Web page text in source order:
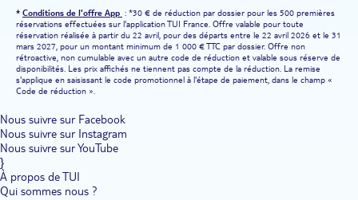
* Conditions de l'offre App : *30 € de réduction par dossier pour les 500 premières
réservations effectuées sur l'application TUI France. Offre valable pour toute
réservation réalisée à partir du 22 avril, pour des départs entre le 22 avril 2026 et le 31
mars 2027, pour un montant minimum de 1 000 € TTC par dossier. Offre non
rétroactive, non cumulable avec un autre code de réduction et valable sous réserve de
disponibilités. Les prix affichés ne tiennent pas compte de la réduction. La remise
s'applique en saisissant le code promotionnel à l'étape de paiement, dans le champ «
Code de réduction ».
Nous suivre sur Facebook
Nous suivre sur Instagram
Nous suivre sur YouTube
}
À propos de TUI
Qui sommes nous ?